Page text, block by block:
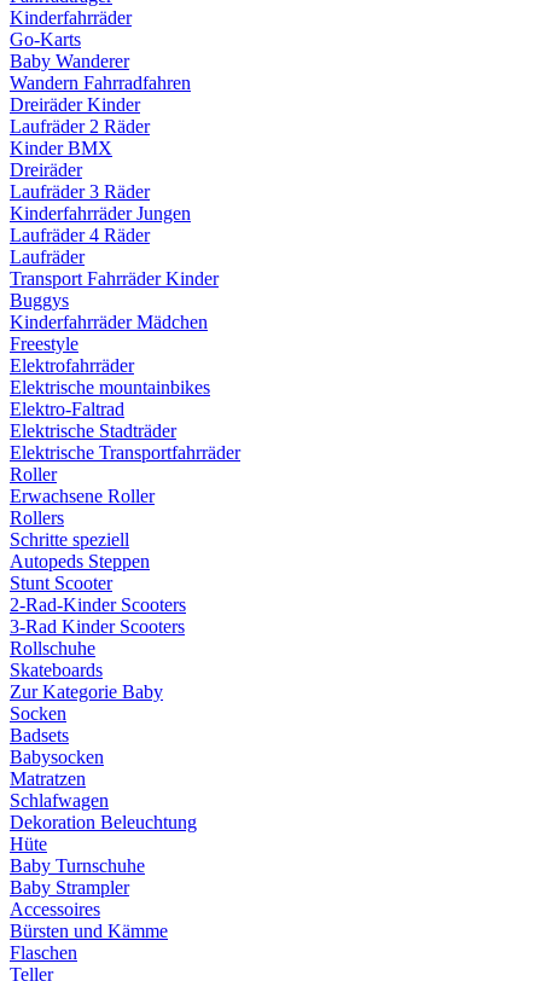
Kinderfahrräder
Go-Karts
Baby Wanderer
Wandern Fahrradfahren
Dreiräder Kinder
Laufräder 2 Räder
Kinder BMX
Dreiräder
Laufräder 3 Räder
Kinderfahrräder Jungen
Laufräder 4 Räder
Laufräder
Transport Fahrräder Kinder
Buggys
Kinderfahrräder Mädchen
Freestyle
Elektrofahrräder
Elektrische mountainbikes
Elektro-Faltrad
Elektrische Stadträder
Elektrische Transportfahrräder
Roller
Erwachsene Roller
Rollers
Schritte speziell
Autopeds Steppen
Stunt Scooter
2-Rad-Kinder Scooters
3-Rad Kinder Scooters
Rollschuhe
Skateboards
Zur Kategorie Baby
Socken
Badsets
Babysocken
Matratzen
Schlafwagen
Dekoration Beleuchtung
Hüte
Baby Turnschuhe
Baby Strampler
Accessoires
Bürsten und Kämme
Flaschen
Teller